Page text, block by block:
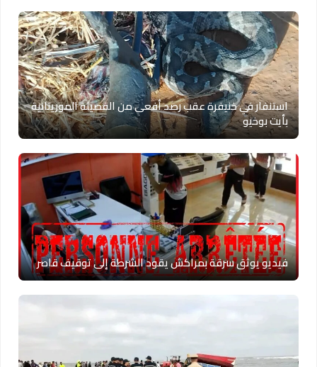
استنفار في خنيفرة عقب رصد أفعى من الفصيلة الموريتانية
بأيت بوخيو
فيديو يوثق سرقة بمراكش يقود الشرطة إلى توقيف قاصر